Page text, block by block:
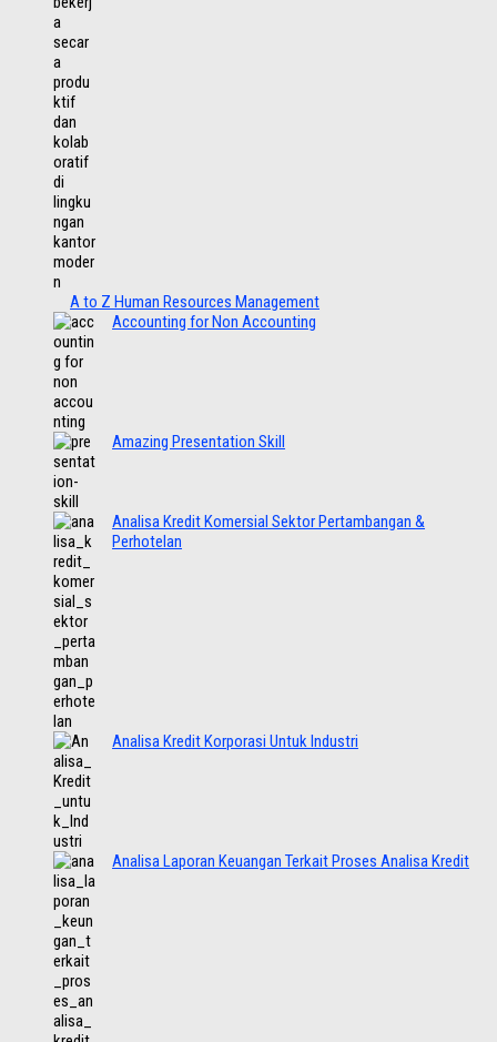
A to Z Human Resources Management
Accounting for Non Accounting
Amazing Presentation Skill
Analisa Kredit Komersial Sektor Pertambangan &
Perhotelan
Analisa Kredit Korporasi Untuk Industri
Analisa Laporan Keuangan Terkait Proses Analisa Kredit